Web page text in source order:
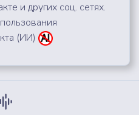
и других соц. сетях.
(ИИ)